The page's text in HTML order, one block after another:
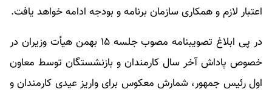
اعتبار لازم و همکاری سازمان برنامه و بودجه ادامه خواهد یافت.
در پی ابلاغ تصویبنامه مصوب جلسه ۱۵ بهمن هیأت وزیران در
خصوص پاداش آخر سال کارمندان و بازنشستگان توسط معاون
اول رئیس جمهور، شمارش معکوس برای واریز عیدی کارمندان و